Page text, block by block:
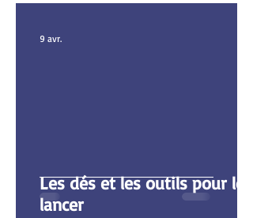
Les dés et les outils pour les
lancer
9 avr.